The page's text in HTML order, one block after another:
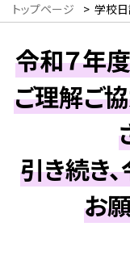
トップページ > 学校
令和７年
ご理解ご
引き続き
お